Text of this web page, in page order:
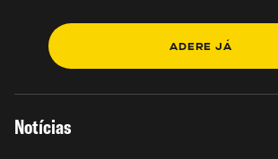
ADERE JÁ
Notícias